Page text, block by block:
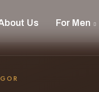
Us For Men